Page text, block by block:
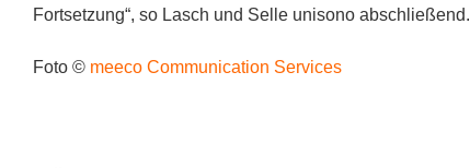
Fortsetzung“, so Lasch und Selle unisono abschließend.
Foto © meeco Communication Services